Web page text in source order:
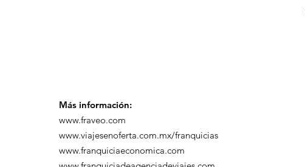
Más información:
www.fraveo.com
www.viajesenoferta.com.mx/franquicias
www.franquiciaeconomica.com